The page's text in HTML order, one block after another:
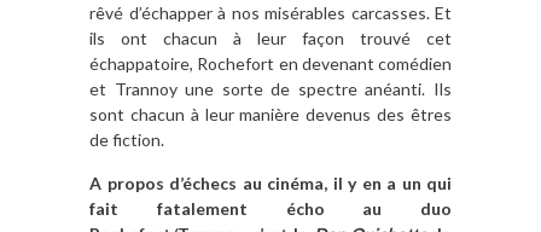
rêvé d’échapper à nos misérables carcasses. Et
ils ont chacun à leur façon trouvé cet
échappatoire, Rochefort en devenant comédien
et Trannoy une sorte de spectre anéanti. Ils
sont chacun à leur manière devenus des êtres
de fiction.
A propos d’échecs au cinéma, il y en a un qui
fait fatalement écho au duo